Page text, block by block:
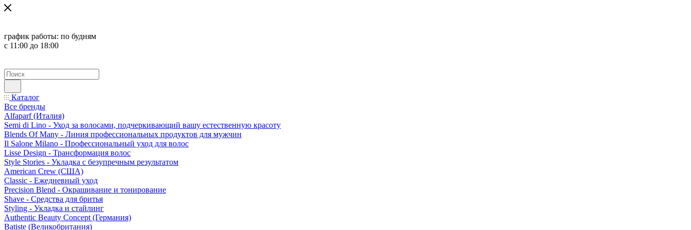
график работы: по будням
с 11:00 до 18:00
Каталог
Все бренды
Alfaparf (Италия)
Semi di Lino - Уход за волосами, подчеркивающий вашу естественную красоту
Blends Of Many - Линия профессиональных продуктов для мужчин
Il Salone Milano - Профессиональный уход для волос
Lisse Design - Трансформация волос
Style Stories - Укладка с безупречным результатом
American Crew (США)
Classic - Ежедневный уход
Precision Blend - Окрашивание и тонирование
Shave - Средства для бритья
Styling - Укладка и стайлинг
Authentic Beauty Concept (Германия)
Batiste (Великобритания)